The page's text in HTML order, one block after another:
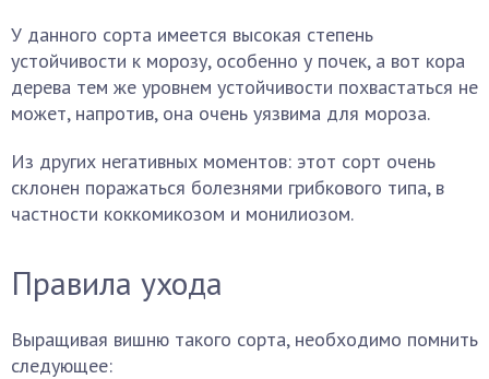
У данного сорта имеется высокая степень
устойчивости к морозу, особенно у почек, а вот кора
дерева тем же уровнем устойчивости похвастаться не
может, напротив, она очень уязвима для мороза.
Из других негативных моментов: этот сорт очень
склонен поражаться болезнями грибкового типа, в
частности коккомикозом и монилиозом.
Правила ухода
Выращивая вишню такого сорта, необходимо помнить
следующее: